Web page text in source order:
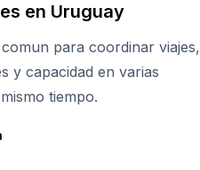
en Uruguay
para coordinar viajes,
y capacidad en varias
tiempo.